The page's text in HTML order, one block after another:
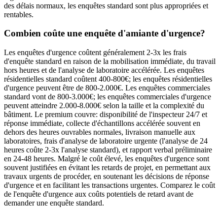
des délais normaux, les enquêtes standard sont plus appropriées et
rentables.
Combien coûte une enquête d'amiante d'urgence?
Les enquêtes d'urgence coûtent généralement 2-3x les frais
d'enquête standard en raison de la mobilisation immédiate, du travail
hors heures et de l'analyse de laboratoire accélérée. Les enquêtes
résidentielles standard coûtent 400-800€; les enquêtes résidentielles
d'urgence peuvent être de 800-2.000€. Les enquêtes commerciales
standard vont de 800-3.000€; les enquêtes commerciales d'urgence
peuvent atteindre 2.000-8.000€ selon la taille et la complexité du
bâtiment. Le premium couvre: disponibilité de l'inspecteur 24/7 et
réponse immédiate, collecte d'échantillons accélérée souvent en
dehors des heures ouvrables normales, livraison manuelle aux
laboratoires, frais d'analyse de laboratoire urgente (l'analyse de 24
heures coûte 2-3x l'analyse standard), et rapport verbal préliminaire
en 24-48 heures. Malgré le coût élevé, les enquêtes d'urgence sont
souvent justifiées en évitant les retards de projet, en permettant aux
travaux urgents de procéder, en soutenant les décisions de réponse
d'urgence et en facilitant les transactions urgentes. Comparez le coût
de l'enquête d'urgence aux coûts potentiels de retard avant de
demander une enquête standard.